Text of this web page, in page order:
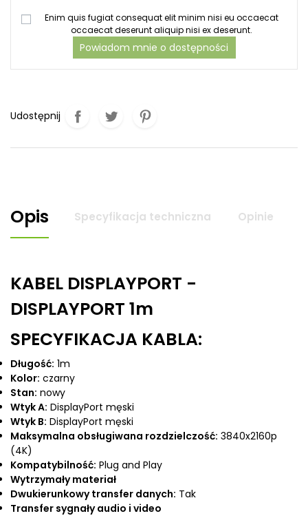
Enim quis fugiat consequat elit minim nisi eu occaecat
occaecat deserunt aliquip nisi ex deserunt.
Powiadom mnie o dostępności
Udostępnij
Opis Specyfikacja techniczna Opinie
KABEL DISPLAYPORT -
DISPLAYPORT 1m
SPECYFIKACJA KABLA:
Długość: 1m
Kolor: czarny
Stan: nowy
Wtyk A: DisplayPort męski
Wtyk B: DisplayPort męski
Maksymalna obsługiwana rozdzielczość: 3840x2160p
(4K)
Kompatybilność: Plug and Play
Wytrzymały materiał
Dwukierunkowy transfer danych: Tak
Transfer sygnały audio i video